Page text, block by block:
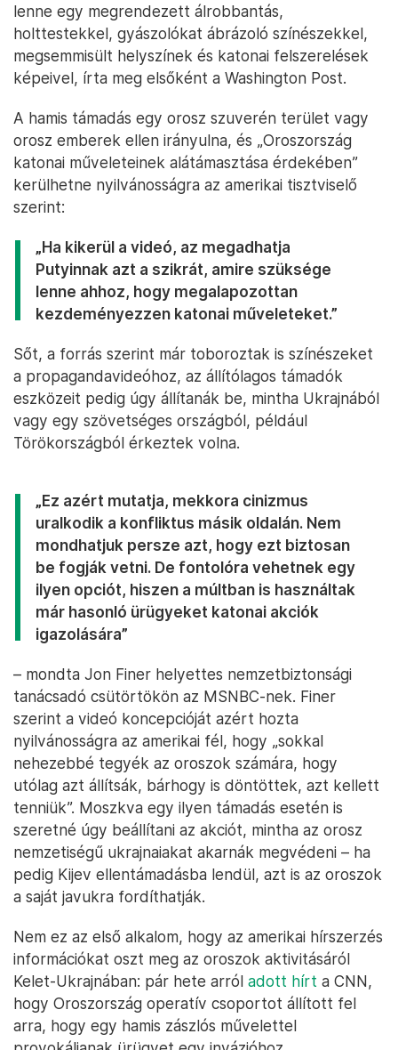
lenne egy megrendezett álrobbantás,
holttestekkel, gyászolókat ábrázoló színészekkel,
megsemmisült helyszínek és katonai felszerelések
képeivel, írta meg elsőként a Washington Post.
A hamis támadás egy orosz szuverén terület vagy
orosz emberek ellen irányulna, és „Oroszország
katonai műveleteinek alátámasztása érdekében”
kerülhetne nyilvánosságra az amerikai tisztviselő
szerint:
„Ha kikerül a videó, az megadhatja
Putyinnak azt a szikrát, amire szüksége
lenne ahhoz, hogy megalapozottan
kezdeményezzen katonai műveleteket.”
Sőt, a forrás szerint már toboroztak is színészeket
a propagandavideóhoz, az állítólagos támadók
eszközeit pedig úgy állítanák be, mintha Ukrajnából
vagy egy szövetséges országból, például
Törökországból érkeztek volna.
„Ez azért mutatja, mekkora cinizmus
uralkodik a konfliktus másik oldalán. Nem
mondhatjuk persze azt, hogy ezt biztosan
be fogják vetni. De fontolóra vehetnek egy
ilyen opciót, hiszen a múltban is használtak
már hasonló ürügyeket katonai akciók
igazolására”
– mondta Jon Finer helyettes nemzetbiztonsági
tanácsadó csütörtökön az MSNBC-nek. Finer
szerint a videó koncepcióját azért hozta
nyilvánosságra az amerikai fél, hogy „sokkal
nehezebbé tegyék az oroszok számára, hogy
utólag azt állítsák, bárhogy is döntöttek, azt kellett
tenniük”. Moszkva egy ilyen támadás esetén is
szeretné úgy beállítani az akciót, mintha az orosz
nemzetiségű ukrajnaiakat akarnák megvédeni – ha
pedig Kijev ellentámadásba lendül, azt is az oroszok
a saját javukra fordíthatják.
Nem ez az első alkalom, hogy az amerikai hírszerzés
információkat oszt meg az oroszok aktivitásáról
Kelet-Ukrajnában: pár hete arról adott hírt a CNN,
hogy Oroszország operatív csoportot állított fel
arra, hogy egy hamis zászlós művelettel